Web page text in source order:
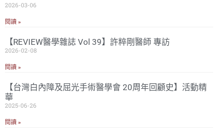
2026-03-06
閱讀 »
【REVIEW醫學雜誌 Vol 39】許粹剛醫師 專訪
2026-02-08
閱讀 »
【台灣白內障及屈光手術醫學會 20周年回顧史】活動精
華
2025-06-26
閱讀 »